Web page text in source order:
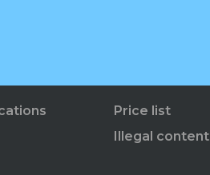
Price list
Illegal content